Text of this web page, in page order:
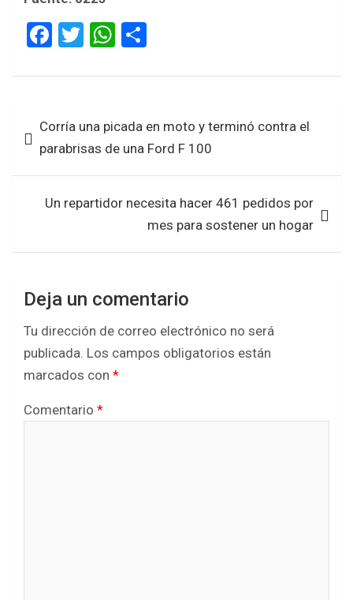
F
ce
o
o
k
T
tt
W
at
A
p
p
ar
de
entradas
Corría una picada en moto y terminó contra el
parabrisas de una Ford F 100
Un repartidor necesita hacer 461 pedidos por
mes para sostener un hogar
Deja un comentario
Tu dirección de correo electrónico no será
publicada. Los campos obligatorios están
marcados con *
Comentario *